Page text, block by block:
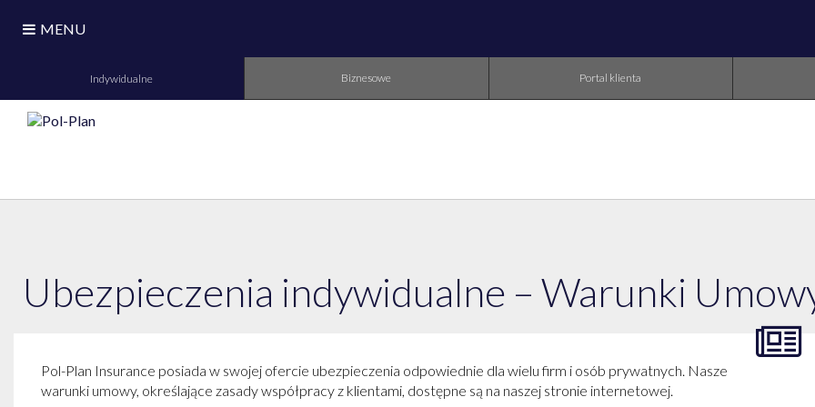
MENU
Indywidualne Biznesowe Portal klienta
Ubezpieczenia indywidualne – Warunki
Pol-Plan Insurance posiada w swojej ofercie ubezpieczenia odpowiednie dla wielu firm i osób prywatnych. Nasze
warunki umowy, określające zasady współpracy z klientami, dostępne są na naszej stronie internetowej.